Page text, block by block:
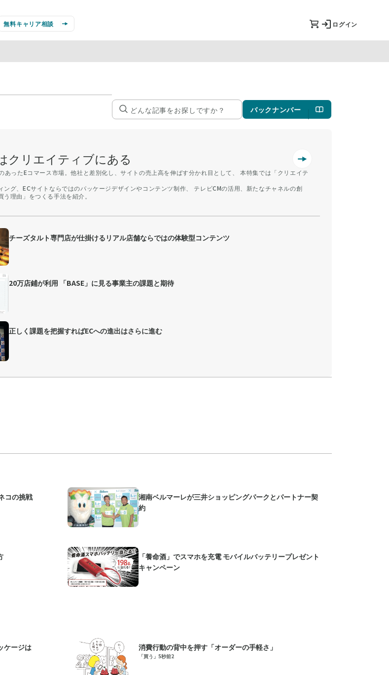
無料キャリア相談 ログイン
バックナンバー
クリエイティブにある
あったEコマース市場。他社と差別化し、サイトの売上高を伸ばす分かれ目として、 本特集では「クリエイテ
ング、ECサイトならではのパッケージデザインやコンテンツ制作、 テレビCMの活用、新たなチャネルの創
理由」をつくる手法を紹介。
チーズタルト専門店が仕掛けるリアル店舗ならではの体験型コンテンツ
20万店鋪が利用 「BASE」に見る事業主の課題と期待
正しく課題を把握すればECへの進出はさらに進む
コの挑戦
湘南ベルマーレが三井ショッピングパークとパートナー契
約
「養命酒」でスマホを充電 モバイルバッテリープレゼント
キャンペーン
ケージは
消費行動の背中を押す「オーダーの手軽さ」
「買う」5秒前2